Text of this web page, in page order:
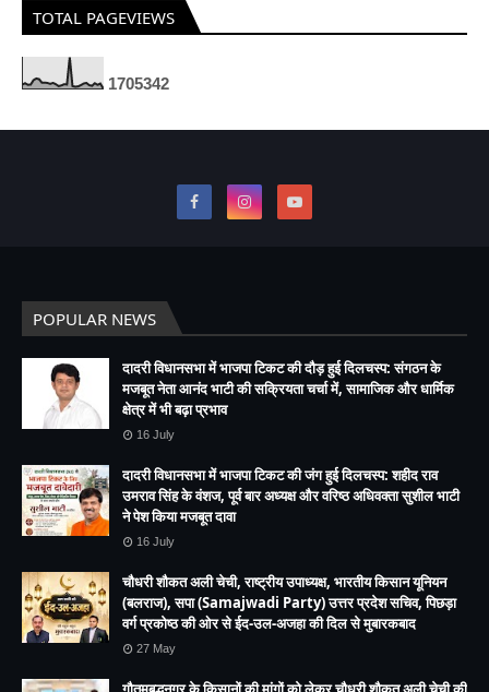
TOTAL PAGEVIEWS
1705342
POPULAR NEWS
दादरी विधानसभा में भाजपा टिकट की दौड़ हुई दिलचस्प: संगठन के
मजबूत नेता आनंद भाटी की सक्रियता चर्चा में, सामाजिक और धार्मिक
क्षेत्र में भी बढ़ा प्रभाव
16 July
दादरी विधानसभा में भाजपा टिकट की जंग हुई दिलचस्प: शहीद राव
उमराव सिंह के वंशज, पूर्व बार अध्यक्ष और वरिष्ठ अधिवक्ता सुशील भाटी
ने पेश किया मजबूत दावा
16 July
चौधरी शौकत अली चेची, राष्ट्रीय उपाध्यक्ष, भारतीय किसान यूनियन
(बलराज), सपा (Samajwadi Party) उत्तर प्रदेश सचिव, पिछड़ा
वर्ग प्रकोष्ठ की ओर से ईद-उल-अजहा की दिल से मुबारकबाद
27 May